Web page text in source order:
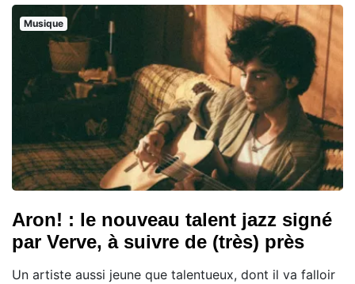
Musique
Aron! : le nouveau talent jazz signé
par Verve, à suivre de (très) près
Un artiste aussi jeune que talentueux, dont il va falloir